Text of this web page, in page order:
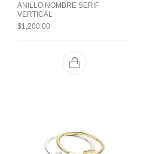
ANILLO NOMBRE SERIF
VERTICAL
$1,200.00